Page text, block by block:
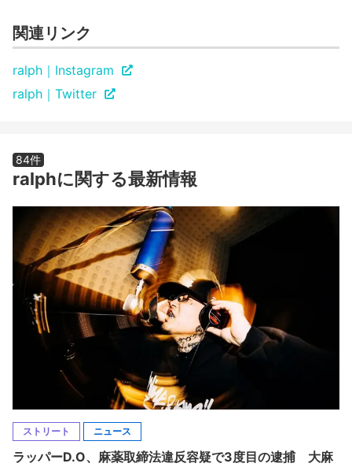
関連リンク
ralph｜Instagram
ralph｜Twitter
84件
ralphに関する最新情報
ストリート ニュース
ラッパーD.O、麻薬取締法違反容疑で3度目の逮捕 大麻